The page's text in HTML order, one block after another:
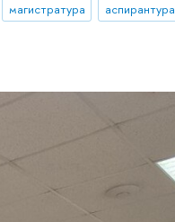
магистратура
аспирантура